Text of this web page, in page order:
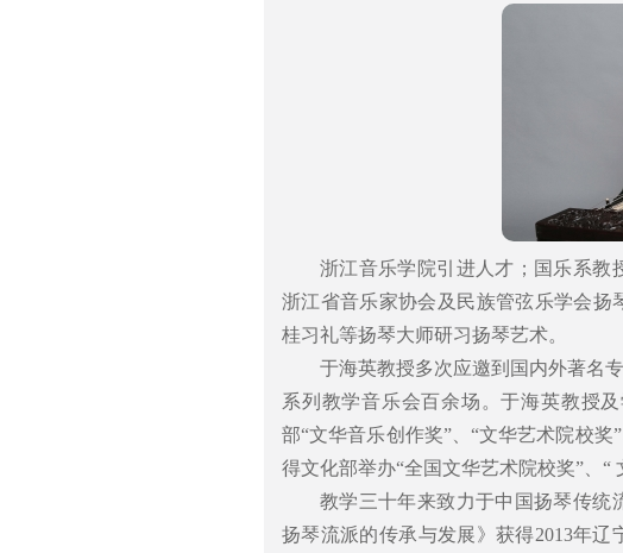
浙江音乐学院引进人才；国乐系教
浙江省音乐家协会及民族管弦乐学会扬
桂习礼等扬琴大师研习扬琴艺术。
于海英教授多次应邀到国内外著名
系列教学音乐会百余场。于海英教授
部“文华音乐创作奖”、“文华艺术院校
得文化部举办“全国文华艺术院校奖”、“
教学三十年来致力于中国扬琴传统
扬琴流派的传承与发展》获得2013年